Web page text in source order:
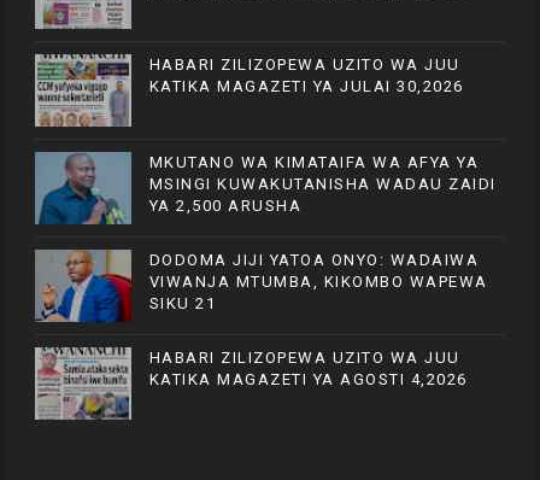
HABARI ZILIZOPEWA UZITO WA JUU
KATIKA MAGAZETI YA JULAI 30,2026
MKUTANO WA KIMATAIFA WA AFYA YA
MSINGI KUWAKUTANISHA WADAU ZAIDI
YA 2,500 ARUSHA
DODOMA JIJI YATOA ONYO: WADAIWA
VIWANJA MTUMBA, KIKOMBO WAPEWA
SIKU 21
HABARI ZILIZOPEWA UZITO WA JUU
KATIKA MAGAZETI YA AGOSTI 4,2026